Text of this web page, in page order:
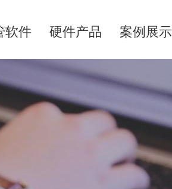
软件 硬件产品 案例展示